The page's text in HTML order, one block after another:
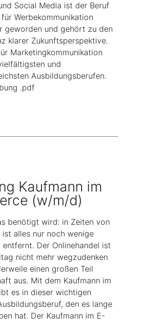
Social Media ist der Beruf
Werbekommunikation
geworden und gehört zu den
klarer Zukunftsperspektive.
Marketingkommunikation
und
Ausbildungsberufen.
.pdf
Kaufmann im
(w/m/d)
benötigt wird: in Zeiten von
ist alles nur noch wenige
entfernt. Der Onlinehandel ist
nicht mehr wegzudenken
einen großen Teil
aus. Mit dem Kaufmann im
es in dieser wichtigen
den es lange
hat. Der Kaufmann im E-